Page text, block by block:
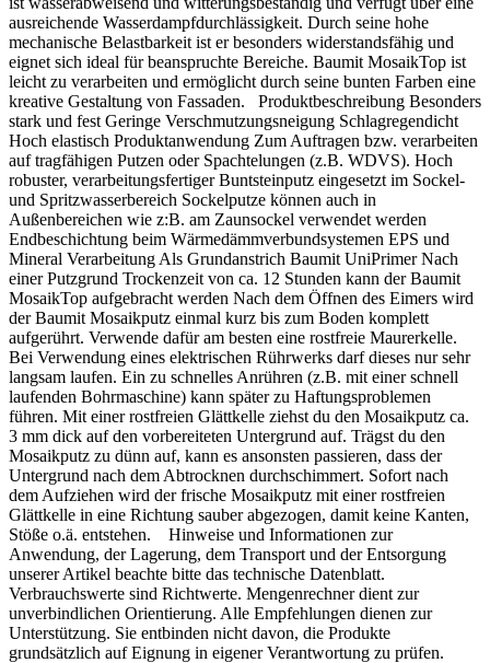
ausreichende Wasserdampfdurchlässigkeit. Durch seine hohe
mechanische Belastbarkeit ist er besonders widerstandsfähig und
eignet sich ideal für beanspruchte Bereiche. Baumit MosaikTop ist
leicht zu verarbeiten und ermöglicht durch seine bunten Farben eine
kreative Gestaltung von Fassaden. Produktbeschreibung Besonders
stark und fest Geringe Verschmutzungsneigung Schlagregendicht
Hoch elastisch Produktanwendung Zum Auftragen bzw. verarbeiten
auf tragfähigen Putzen oder Spachtelungen (z.B. WDVS). Hoch
robuster, verarbeitungsfertiger Buntsteinputz eingesetzt im Sockel-
und Spritzwasserbereich Sockelputze können auch in
Außenbereichen wie z:B. am Zaunsockel verwendet werden
Endbeschichtung beim Wärmedämmverbundsystemen EPS und
Mineral Verarbeitung Als Grundanstrich Baumit UniPrimer Nach
einer Putzgrund Trockenzeit von ca. 12 Stunden kann der Baumit
MosaikTop aufgebracht werden Nach dem Öffnen des Eimers wird
der Baumit Mosaikputz einmal kurz bis zum Boden komplett
aufgerührt. Verwende dafür am besten eine rostfreie Maurerkelle.
Bei Verwendung eines elektrischen Rührwerks darf dieses nur sehr
langsam laufen. Ein zu schnelles Anrühren (z.B. mit einer schnell
laufenden Bohrmaschine) kann später zu Haftungsproblemen
führen. Mit einer rostfreien Glättkelle ziehst du den Mosaikputz ca.
3 mm dick auf den vorbereiteten Untergrund auf. Trägst du den
Mosaikputz zu dünn auf, kann es ansonsten passieren, dass der
Untergrund nach dem Abtrocknen durchschimmert. Sofort nach
dem Aufziehen wird der frische Mosaikputz mit einer rostfreien
Glättkelle in eine Richtung sauber abgezogen, damit keine Kanten,
Stöße o.ä. entstehen. Hinweise und Informationen zur
Anwendung, der Lagerung, dem Transport und der Entsorgung
unserer Artikel beachte bitte das technische Datenblatt.
Verbrauchswerte sind Richtwerte. Mengenrechner dient zur
unverbindlichen Orientierung. Alle Empfehlungen dienen zur
Unterstützung. Sie entbinden nicht davon, die Produkte
grundsätzlich auf Eignung in eigener Verantwortung zu prüfen.